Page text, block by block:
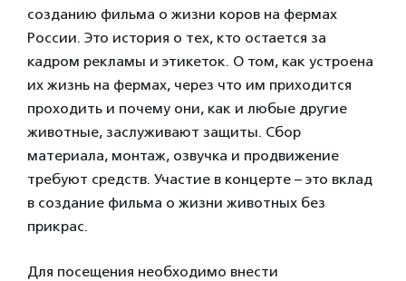
созданию фильма о жизни коров на фермах
России. Это история о тех, кто остается за
кадром рекламы и этикеток. О том, как устроена
их жизнь на фермах, через что им приходится
проходить и почему они, как и любые другие
животные, заслуживают защиты. Сбор
материала, монтаж, озвучка и продвижение
требуют средств. Участие в концерте – это вклад
в создание фильма о жизни животных без
прикрас.
Для посещения необходимо внести